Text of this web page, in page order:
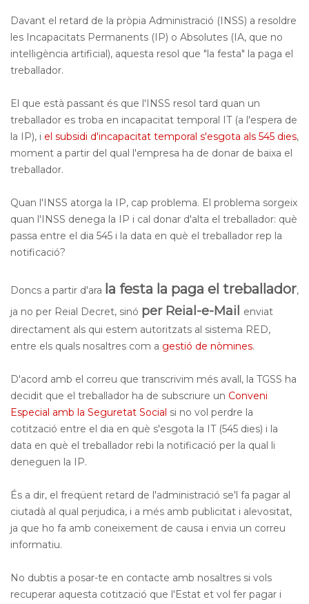
Davant el retard de la pròpia Administració (INSS) a resoldre
les Incapacitats Permanents (IP) o Absolutes (IA, que no
intel·ligència artificial), aquesta resol que "la festa" la paga el
treballador.
El que està passant és que l'INSS resol tard quan un
treballador es troba en incapacitat temporal IT (a l'espera de
la IP), i el subsidi d'incapacitat temporal s'esgota als 545 dies,
moment a partir del qual l'empresa ha de donar de baixa el
treballador.
Quan l'INSS atorga la IP, cap problema. El problema sorgeix
quan l'INSS denega la IP i cal donar d'alta el treballador: què
passa entre el dia 545 i la data en què el treballador rep la
notificació?
Doncs a partir d'ara la festa la paga el treballador,
ja no per Reial Decret, sinó per Reial-e-Mail
enviat
directament als qui estem autoritzats al sistema RED,
entre els quals nosaltres com a gestió de nòmines.
D'acord amb el correu que transcrivim més avall, la TGSS ha
decidit que el treballador ha de subscriure un Conveni
Especial amb la Seguretat Social si no vol perdre la
cotització entre el dia en què s'esgota la IT (545 dies) i la
data en què el treballador rebi la notificació per la qual li
deneguen la IP.
És a dir, el freqüent retard de l'administració se'l fa pagar al
ciutadà al qual perjudica, i a més amb publicitat i alevositat,
ja que ho fa amb coneixement de causa i envia un correu
informatiu.
No dubtis a posar-te en contacte amb nosaltres si vols
recuperar aquesta cotització que l'Estat et vol fer pagar i